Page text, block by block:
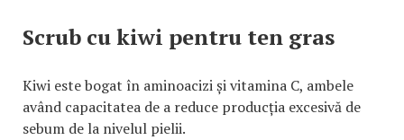
Scrub cu kiwi pentru ten gras
Kiwi este bogat în aminoacizi și vitamina C, ambele
având capacitatea de a reduce producția excesivă de
sebum de la nivelul pielii.